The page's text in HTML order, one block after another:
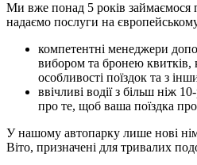
Ми вже понад 5 років займаємося
надаємо послуги на
компетентні менеджери
вибором та бронею квитків,
особливості поїздок та з
ввічливі водії з більш ніж
про те, щоб ваша поїздка
У нашому автопарку лише нові
Віто, призначені для тривалих